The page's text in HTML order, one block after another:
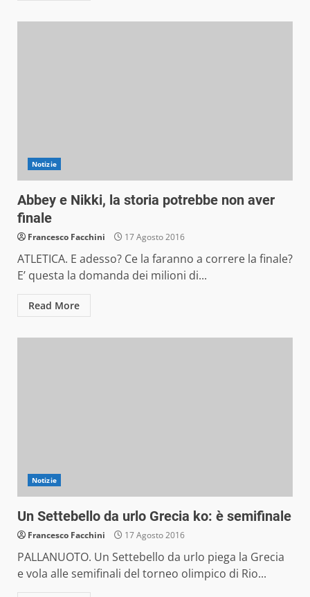
Notizie
Abbey e Nikki, la storia potrebbe non aver
finale
Francesco Facchini 17 Agosto 2016
ATLETICA. E adesso? Ce la faranno a correre la finale?
E’ questa la domanda dei milioni di...
Read More
Notizie
Un Settebello da urlo Grecia ko: è semifinale
Francesco Facchini 17 Agosto 2016
PALLANUOTO. Un Settebello da urlo piega la Grecia
e vola alle semifinali del torneo olimpico di Rio...